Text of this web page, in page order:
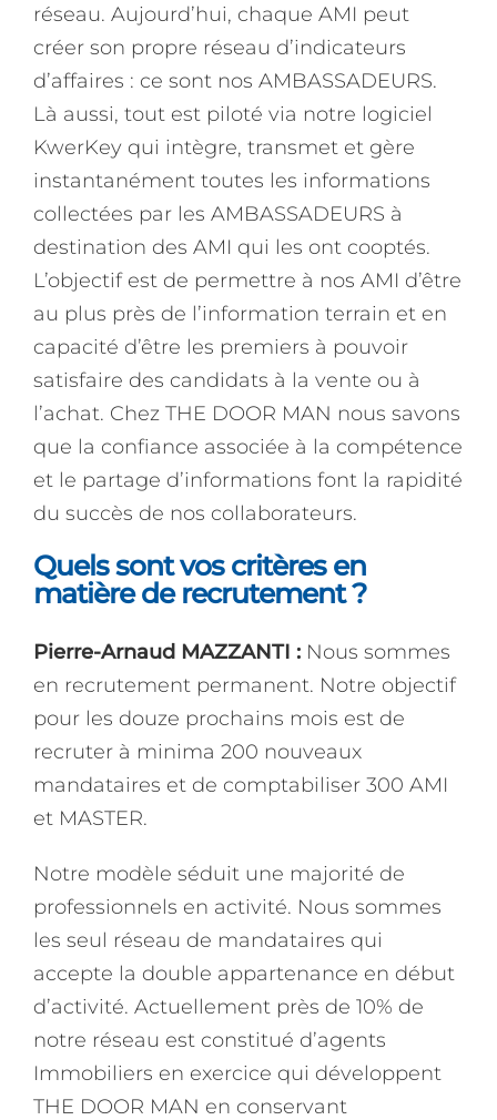
réseau. Aujourd’hui, chaque AMI peut
créer son propre réseau d’indicateurs
d’affaires : ce sont nos AMBASSADEURS.
Là aussi, tout est piloté via notre logiciel
KwerKey qui intègre, transmet et gère
instantanément toutes les informations
collectées par les AMBASSADEURS à
destination des AMI qui les ont cooptés.
L’objectif est de permettre à nos AMI d’être
au plus près de l’information terrain et en
capacité d’être les premiers à pouvoir
satisfaire des candidats à la vente ou à
l’achat. Chez THE DOOR MAN nous savons
que la confiance associée à la compétence
et le partage d’informations font la rapidité
du succès de nos collaborateurs.
Quels sont vos critères en
matière de recrutement ?
Pierre-Arnaud MAZZANTI : Nous sommes
en recrutement permanent. Notre objectif
pour les douze prochains mois est de
recruter à minima 200 nouveaux
mandataires et de comptabiliser 300 AMI
et MASTER.
Notre modèle séduit une majorité de
professionnels en activité. Nous sommes
les seul réseau de mandataires qui
accepte la double appartenance en début
d’activité. Actuellement près de 10% de
notre réseau est constitué d’agents
Immobiliers en exercice qui développent
THE DOOR MAN en conservant